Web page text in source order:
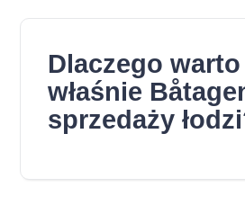
Dlaczego
właśnie
sprzedaży